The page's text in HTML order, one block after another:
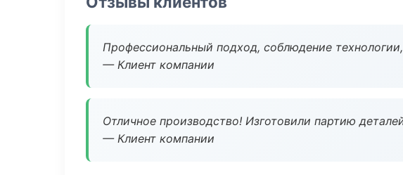
Профессиональный подход, соблюдение
— Клиент компании
Отличное производство! Изготовили партию
— Клиент компании